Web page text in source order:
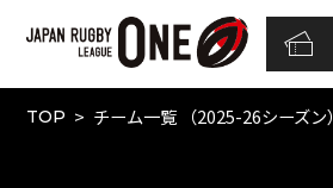
TOP チーム一覧 （2025-26シーズン）